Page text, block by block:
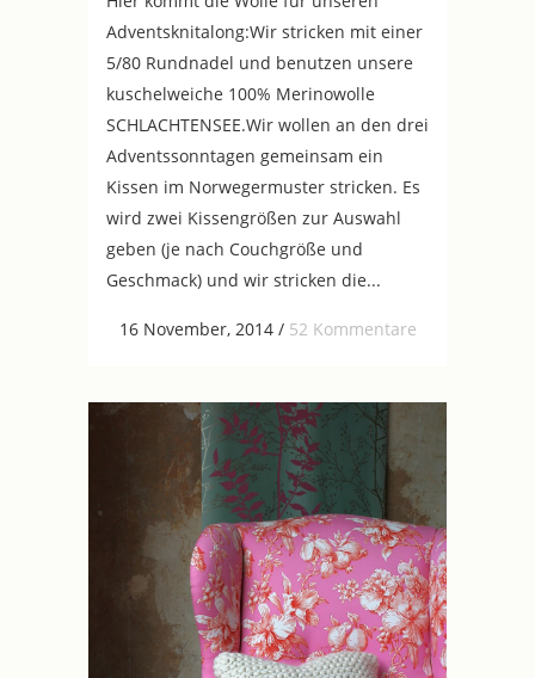
Adventsknitalong:Wir stricken mit einer
5/80 Rundnadel und benutzen unsere
kuschelweiche 100% Merinowolle
SCHLACHTENSEE.Wir wollen an den drei
Adventssonntagen gemeinsam ein
Kissen im Norwegermuster stricken. Es
wird zwei Kissengrößen zur Auswahl
geben (je nach Couchgröße und
Geschmack) und wir stricken die...
16 November, 2014/ 52 Kommentare